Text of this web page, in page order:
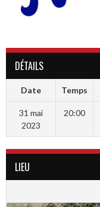
DÉTAILS
Date Temps
31 mai
2023
20:00
LIEU